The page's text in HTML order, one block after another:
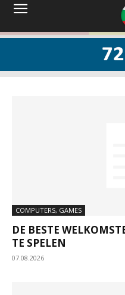
COMPUTERS, GAMES
DE BESTE
TE SPELEN
07.08.2026